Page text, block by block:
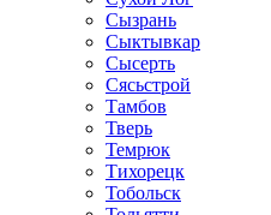
Сызрань
Сыктывкар
Сысерть
Сясьстрой
Тамбов
Тверь
Темрюк
Тихорецк
Тобольск